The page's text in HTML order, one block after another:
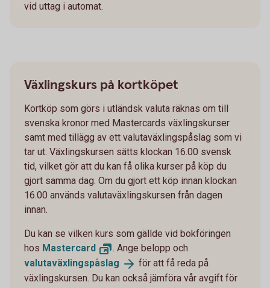
vid uttag i automat.
Växlingskurs på kortköpet
Kortköp som görs i utländsk valuta räknas om till
svenska kronor med Mastercards växlingskurser
samt med tillägg av ett valutaväxlingspåslag som vi
tar ut. Växlingskursen sätts klockan 16.00 svensk
tid, vilket gör att du kan få olika kurser på köp du
gjort samma dag. Om du gjort ett köp innan klockan
16.00 används valutaväxlingskursen från dagen
innan.
Du kan se vilken kurs som gällde vid bokföringen
hos Mastercard
. Ange belopp och
valutaväxlingspåslag
för att få reda på
växlingskursen. Du kan också jämföra vår avgift för